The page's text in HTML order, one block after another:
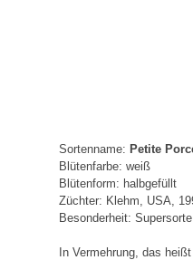
Sortenname: Petite
Blütenfarbe: weiß
Blütenform: halbgefüllt
Züchter: Klehm, USA,
Besonderheit: Supersorte
In Vermehrung, das